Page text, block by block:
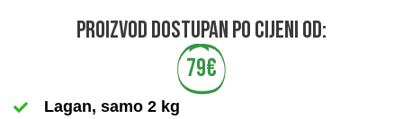
Proizvod dostupan po cijeni od:
79€
Lagan, samo 2 kg